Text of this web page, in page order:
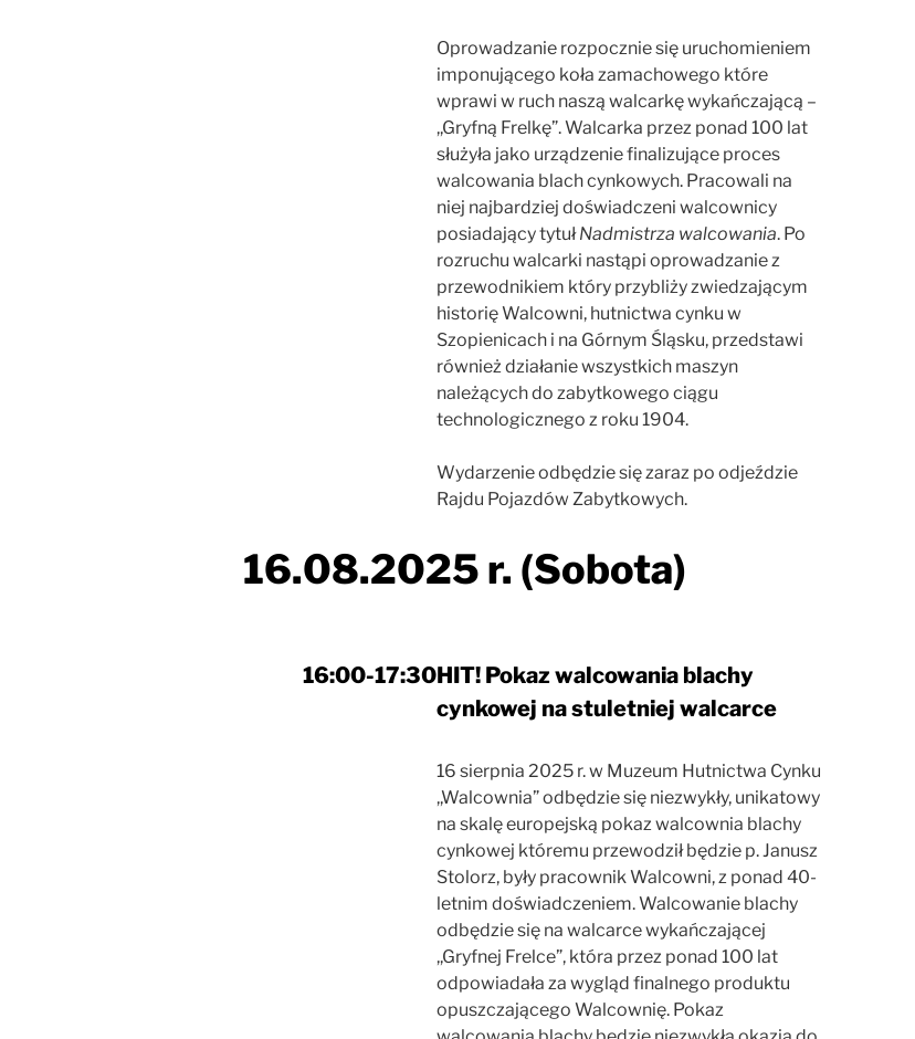
Oprowadzanie rozpocznie się uruchomieniem
imponującego koła zamachowego które
wprawi w ruch naszą walcarkę wykańczającą –
,,Gryfną Frelkę”. Walcarka przez ponad 100 lat
służyła jako urządzenie finalizujące proces
walcowania blach cynkowych. Pracowali na
niej najbardziej doświadczeni walcownicy
posiadający tytułNadmistrza walcowania. Po
rozruchu walcarki nastąpi oprowadzanie z
przewodnikiem który przybliży zwiedzającym
historię Walcowni, hutnictwa cynku w
Szopienicach i na Górnym Śląsku, przedstawi
również działanie wszystkich maszyn
należących do zabytkowego ciągu
technologicznego z roku 1904.
Wydarzenie odbędzie się zaraz po odjeździe
Rajdu Pojazdów Zabytkowych.
16.08.2025 r. (Sobota)
16:00-17:30HIT! Pokaz walcowania blachy
cynkowej na stuletniej walcarce
16 sierpnia 2025 r. w Muzeum Hutnictwa Cynku
,,Walcownia” odbędzie się niezwykły, unikatowy
na skalę europejską pokaz walcownia blachy
cynkowej któremu przewodził będzie p. Janusz
Stolorz, były pracownik Walcowni, z ponad 40-
letnim doświadczeniem. Walcowanie blachy
odbędzie się na walcarce wykańczającej
,,Gryfnej Frelce”, która przez ponad 100 lat
odpowiadała za wygląd finalnego produktu
opuszczającego Walcownię. Pokaz